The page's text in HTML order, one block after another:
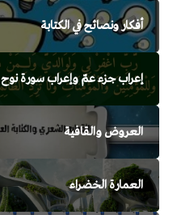
أفكار ونصائح في الكتابة
إعراب جزء عمّ وإعراب سورة نوح
العروض والقافية
العمارة الخضراء